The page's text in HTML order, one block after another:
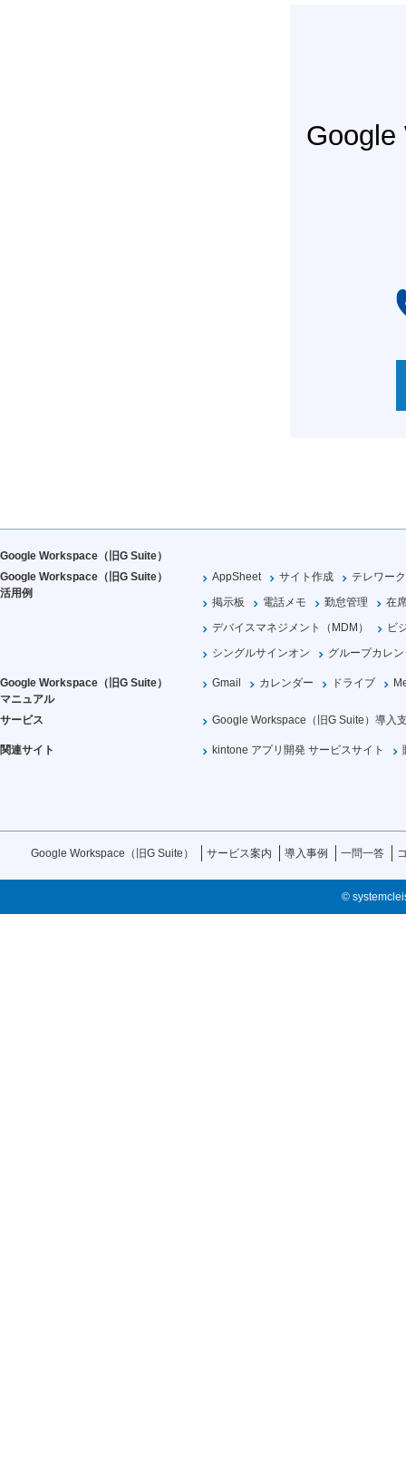
Google
Google Workspace（旧G Suite）
Google Workspace（旧G Suite）
活用例
AppSheet サイト作成
テレワーク
掲示板
電話メモ 勤怠管理
在
デバイスマネジメント（MDM）
ビ
シングルサインオン
グループカレ
Google Workspace（旧G Suite）
マニュアル
Gmail カレンダー ドライブ
サービス Google Workspace（旧G Suite）導入
関連サイト kintone アプリ開発 サービスサイト
Google Workspace（旧G Suite） サービス案内 導入事例 一問一答
©